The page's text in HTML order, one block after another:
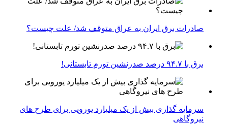
صادرات برق ایران به عراق متوقف شد/ علت چیست؟
برق با ۹۴.۷ درصد صدرنشین تورم تابستانی!
سرمایه گذاری بیش از یک میلیارد یورویی برای طرح های
نیروگاهی